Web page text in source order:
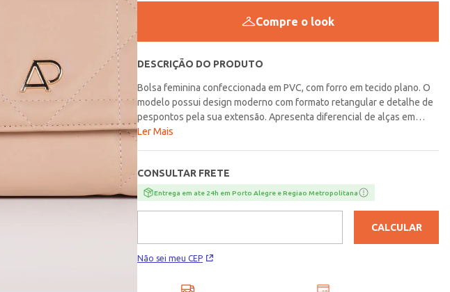
Compre o look
DESCRIÇÃO DO PRODUTO
Bolsa feminina confeccionada em PVC, com forro em tecido plano. O
modelo possui design moderno com formato retangular e detalhe de
pespontos pela sua extensão. Apresenta diferencial de alças em
correntes, que podem ser ajustadas para serem usadas como preferir,
divisória em sua parte interna, ideal para separar os itens. Ideal para
quem busca estilo e praticidade em um único acessório!\n\nMedidas:
23cm de largura | 17cm de altura | 07cm de largura lateral\nMaterial:
Ler Mais
CONSULTAR FRETE
Entrega em ate 24h em Porto Alegre e Regiao Metropolitana
Não sei meu CEP
CALCULAR